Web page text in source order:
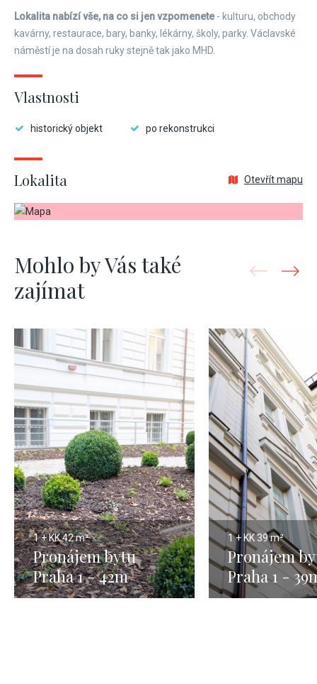
Lokalita nabízí vše, na co si jen vzpomenete- kulturu, obchody
kavárny, restaurace, bary, banky, lékárny, školy, parky. Václavské
náměstí je na dosah ruky stejně tak jako MHD.
Vlastnosti
historický objekt po rekonstrukci
Lokalita Otevřít mapu
Mohlo by Vás také
zajímat
1 + KK42 m²
Pronájem bytu
Praha 1 - 42m
1 + KK39 m²
Pronájem
Praha 1 -